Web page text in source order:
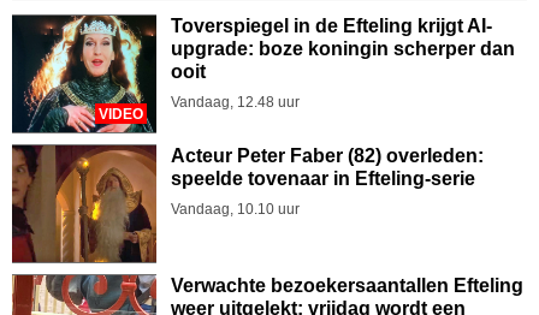
VIDEO
Toverspiegel in de Efteling krijgt AI-
upgrade: boze koningin scherper dan
ooit
Vandaag, 12.48 uur
Acteur Peter Faber (82) overleden:
speelde tovenaar in Efteling-serie
Vandaag, 10.10 uur
Verwachte bezoekersaantallen Efteling
weer uitgelekt: vrijdag wordt een